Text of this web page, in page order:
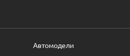
Автомодели